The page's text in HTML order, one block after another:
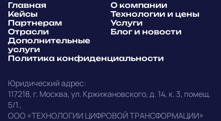
Написать в Telegram
outstaff@augment-tech.ru
Юридический адрес:
117218, г. Москва,ул. Кржижановского, д. 14, к. 3, помещ.
5/1.,
ООО «ТЕХНОЛОГИИ ЦИФРОВОЙ ТРАНСФОРМАЦИИ»
Главная
О компании
Кейсы
Технологии и цены
Партнерам
Услуги
Отрасли
Блог и новости
Дополнительные
услуги
Политика конфиденциальности
Telegram
WhatsApp
E-mail
Позвонить
Напишите, какие специалисты, в каком количестве и как
срочно нужны на ваш проект
Прикрепить файл